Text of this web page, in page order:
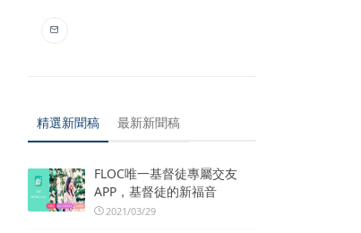
精選新聞稿 最新新聞稿
FLOC唯一基督徒專屬交友
APP，基督徒的新福音
2021/03/29